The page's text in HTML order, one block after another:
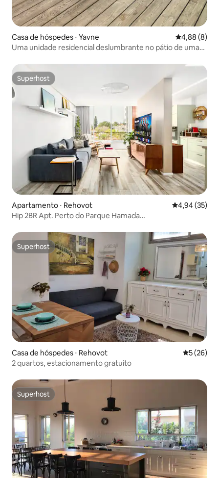
Casa de hóspedes ⋅ Yavne 4,88 de uma
4,88 (8)
Uma unidade residencial deslumbrante no pátio de uma
Superhost
Superhost
Apartamento ⋅ Rehovot 4,94 de uma
4,94 (35)
Hip 2BR Apt. Perto do Parque Hamada
Superhost
Superhost
Casa de hóspedes ⋅ Rehovot 5 de uma
5 (26)
2 quartos, estacionamento gratuito
Superhost
Superhost